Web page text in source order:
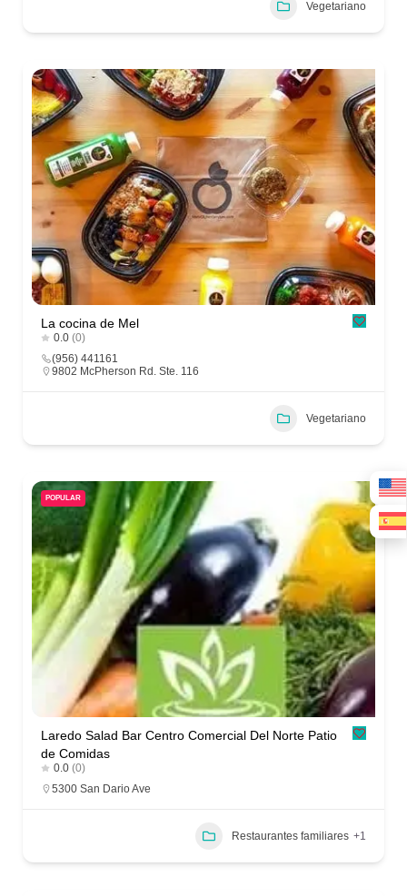
Vegetariano
La cocina de Mel
0.0 (0)
(956) 441161
9802 McPherson Rd. Ste. 116
Vegetariano
POPULAR
Laredo Salad Bar Centro Comercial Del Norte Patio
de Comidas
0.0 (0)
5300 San Dario Ave
Restaurantes familiares +1